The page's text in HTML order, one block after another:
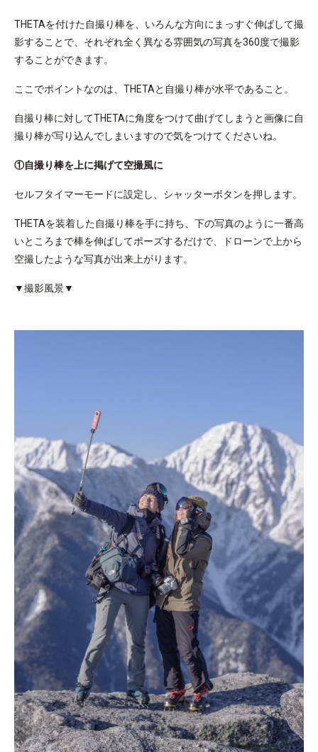
THETAを付けた自撮り棒を、いろんな方向にまっすぐ伸ばして撮
影することで、それぞれ全く異なる雰囲気の写真を360度で撮影
することができます。
ここでポイントなのは、THETAと自撮り棒が水平であること。
自撮り棒に対してTHETAに角度をつけて曲げてしまうと画像に自
撮り棒が写り込んでしまいますので気をつけてくださいね。
①自撮り棒を上に掲げて空撮風に
セルフタイマーモードに設定し、シャッターボタンを押します。
THETAを装着した自撮り棒を手に持ち、下の写真のように一番高
いところまで棒を伸ばしてポーズするだけで、ドローンで上から
空撮したような写真が出来上がります。
▼撮影風景▼